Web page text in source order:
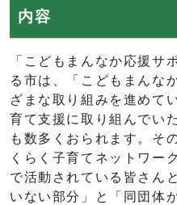
内容
「こどもまんなか応援サ
る市は、「こどもまんな
ざまな取り組みを進めて
育て支援に取り組んでい
も数多くおられます。そ
くらく子育てネットワー
で活動されている皆さん
いない部分」と「同団体